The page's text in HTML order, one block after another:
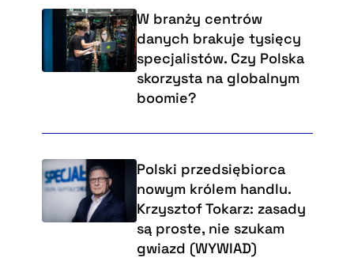
W branży centrów
danych brakuje tysięcy
specjalistów. Czy Polska
skorzysta na globalnym
boomie?
Polski przedsiębiorca
nowym królem handlu.
Krzysztof Tokarz: zasady
są proste, nie szukam
gwiazd (WYWIAD)